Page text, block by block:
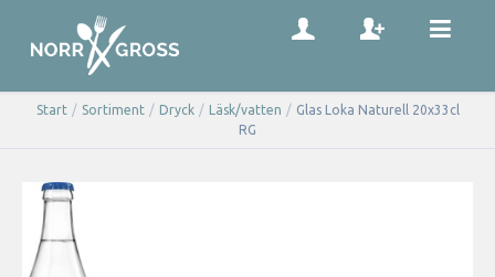
Start / Sortiment / Dryck / Läsk/vatten / Glas Loka Naturell 20x33cl
RG